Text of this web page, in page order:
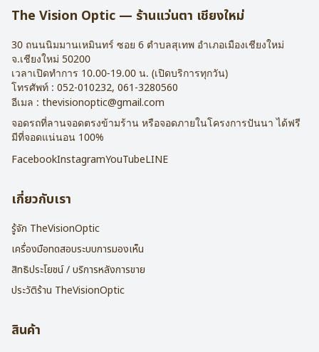
The Vision Optic — ร้านแว่นตา เชียงใหม่
30 ถนนนิมมานเหมินทร์ ซอย 6 ตำบลสุเทพ อำเภอเมืองเชียงใหม่
จ.เชียงใหม่ 50200
เวลาเปิดทำการ 10.00-19.00 น. (เปิดบริการทุกวัน)
โทรศัพท์ : 052-010232, 061-3280560
อีเมล : thevisionoptic@gmail.com
จอดรถที่ลานจอดตรงข้ามร้าน หรือจอดภายในโครงการปันนา ได้ฟรี
มีที่จอดแน่นอน 100%
FacebookInstagramYouTubeLINE
เกี่ยวกับเรา
รู้จัก TheVisionOptic
เครื่องมือทดสอบระบบการมองเห็น
สิทธิประโยชน์ / บริการหลังการขาย
ประวัติร้าน TheVisionOptic
สินค้า